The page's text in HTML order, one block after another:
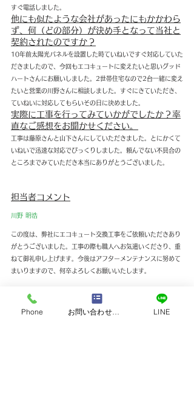
すぐ電話しました。
他にも似たような会社があったにもかかわら
ず、何（どの部分）が決め手となって当社と
契約されたのですか？
10年前太陽光パネルを設置した時ていねいですぐ対応していた
だきましたので、今回もエコキュートに変えたいと思いグッド
ハートさんにお願いしました。2世帯住宅なので2台一緒に変え
たいと営業の川野さんに相談しました。すぐにきていただき、
ていねいに対応してもらいその日に決めました。
実際に工事を行ってみていかがでしたか？率
直なご感想をお聞かせください。
工事は藤原さんと山下さんにしていただきました。とにかくて
いねいで迅速な対応でびっくりしました。頼んでない不具合の
ところまでみていただき本当にありがとうございました。
担当者コメント
川野 明浩
この度は、弊社にエコキュート交換工事をご依頼いただきあり
がとうございました。工事の際も職人へお気遣いくださり、重
ねて御礼申し上げます。今後はアフターメンテナンスに努めて
まいりますので、何卒よろしくお願いいたします。
最新記事 すべて表示
Phone お問い合わせフォーム LINE